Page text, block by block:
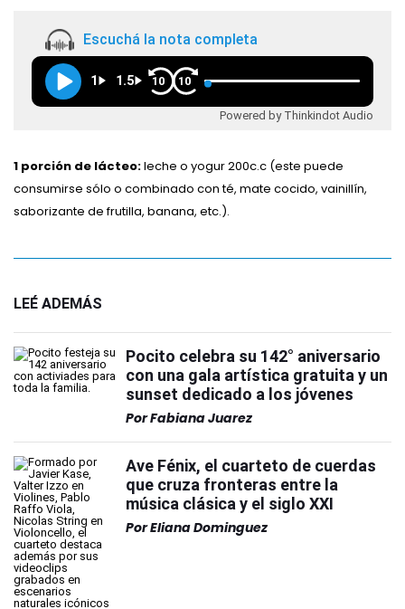
Escuchá la nota completa
1 1.5 10 10
Powered by Thinkindot Audio
1 porción de lácteo:leche o yogur 200c.c (este puede
consumirse sólo o combinado con té, mate cocido, vainillín,
saborizante de frutilla, banana, etc.).
LEÉ ADEMÁS
Pocito celebra su 142° aniversario
con una gala artística gratuita y un
sunset dedicado a los jóvenes
PorFabiana Juarez
Ave Fénix, el cuarteto de cuerdas
que cruza fronteras entre la
música clásica y el siglo XXI
PorEliana Dominguez